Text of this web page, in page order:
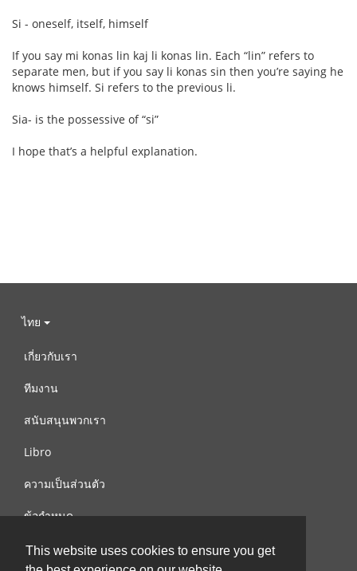
This website uses cookies to ensure you get
Si - oneself, itself, himself
If you say mi konas lin kaj li konas lin. Each “lin” refers to
separate men, but if you say li konas sin then you’re saying he
knows himself. Si refers to the previous li.
Sia- is the possessive of “si”
I hope that’s a helpful explanation.
ไทย
เกี่ยวกับเรา
ทีมงาน
สนับสนุนพวกเรา
Libro
ความเป็นส่วนตัว
ข้อกำหนด
ติดต่อเรา